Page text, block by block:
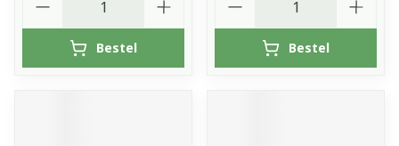
Bestel Bestel